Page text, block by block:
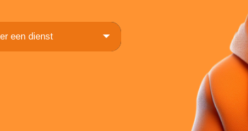
een dienst